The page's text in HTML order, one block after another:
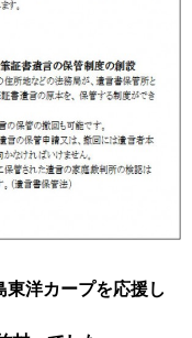
洋カープを応援し